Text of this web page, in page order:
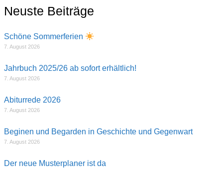
Neuste Beiträge
Schöne Sommerferien
7. August 2026
Jahrbuch 2025/26 ab sofort erhältlich!
7. August 2026
Abiturrede 2026
7. August 2026
Beginen und Begarden in Geschichte und Gegenwart
7. August 2026
Der neue Musterplaner ist da